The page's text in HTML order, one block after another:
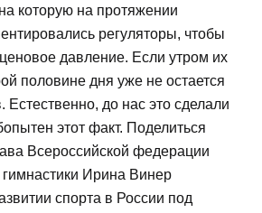
которую на протяжении
регуляторы, чтобы
давление. Если утром их
половине дня уже не остается
Естественно, до нас это сделали
этот факт. Поделиться
Всероссийской федерации
Ирина Винер
спорта в России под